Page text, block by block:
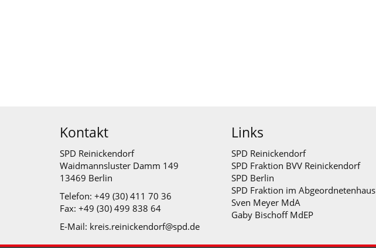
Kontakt
SPD Reinickendorf
Waidmannsluster Damm 149
13469 Berlin
Telefon: +49 (30) 411 70 36
Fax: +49 (30) 499 838 64
E-Mail: kreis.reinickendorf@spd.de
Links
SPD Reinickendorf
SPD Fraktion BVV Reinickendorf
SPD Berlin
SPD Fraktion im Abgeordnetenhaus
Sven Meyer MdA
Gaby Bischoff MdEP